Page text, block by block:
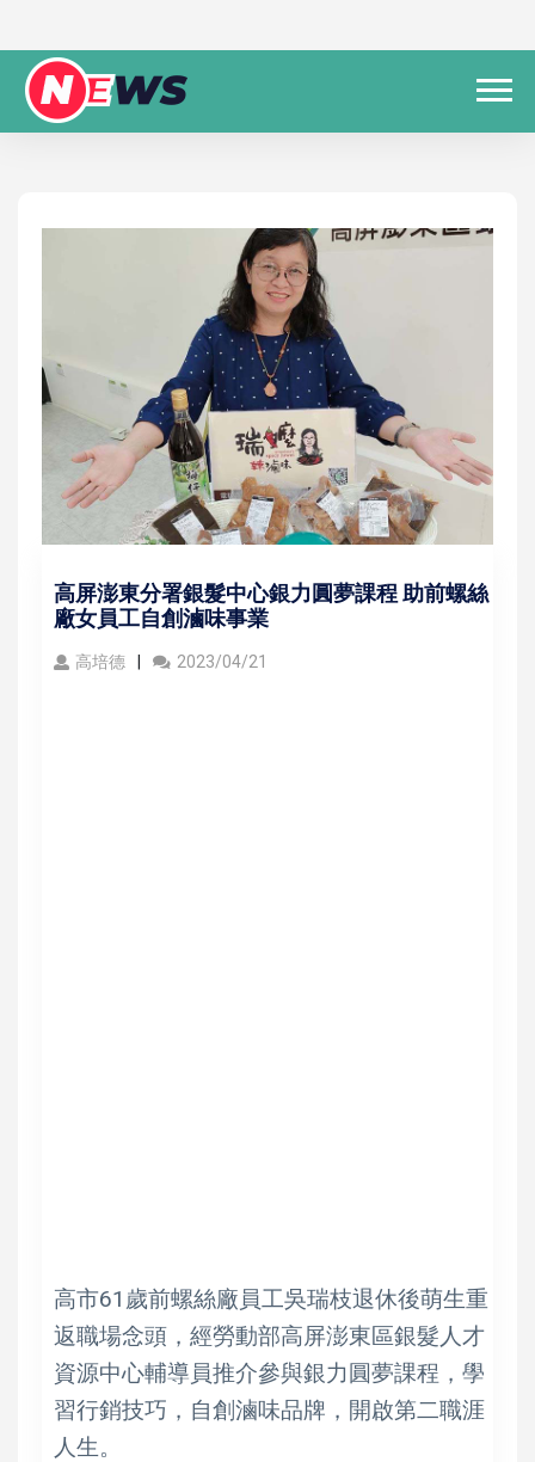
高屏澎東分署銀髮中心銀力圓夢課程 助前螺絲
廠女員工自創滷味事業
高培德 2023/04/21
高市61歲前螺絲廠員工吳瑞枝退休後萌生重
返職場念頭，經勞動部高屏澎東區銀髮人才
資源中心輔導員推介參與銀力圓夢課程，學
習行銷技巧，自創滷味品牌，開啟第二職涯
人生。